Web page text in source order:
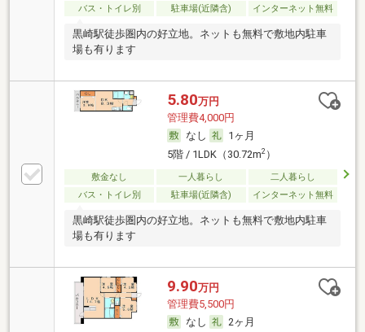
バス・トイレ別
駐車場(近隣含) インターネット無料
黒崎駅徒歩圏内の好立地。ネットも無料で敷地内駐車
場も有ります
5.80万円
管理費4,000円
なし
1ヶ月
5階 / 1LDK（30.72m2）
敷金なし 一人暮らし
二人暮らし
バス・トイレ別
駐車場(近隣含) インターネット無料
黒崎駅徒歩圏内の好立地。ネットも無料で敷地内駐車
場も有ります
9.90万円
管理費5,500円
なし
2ヶ月